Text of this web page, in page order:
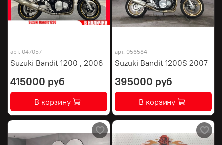
арт. 047057
Suzuki Bandit 1200 , 2006
415000 руб
В корзину
арт. 056584
Suzuki Bandit 1200S 2007
395000 руб
В корзину